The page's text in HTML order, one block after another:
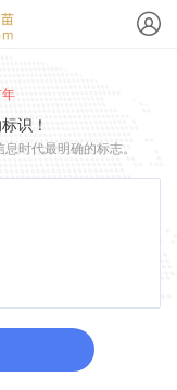
识！
时代最明确的标志。